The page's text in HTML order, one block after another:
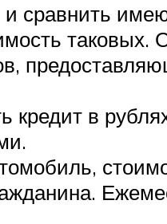
сравнить
таковых.
кредит в